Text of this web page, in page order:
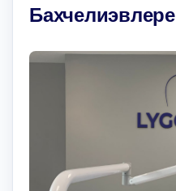
Бахчелиэвлере